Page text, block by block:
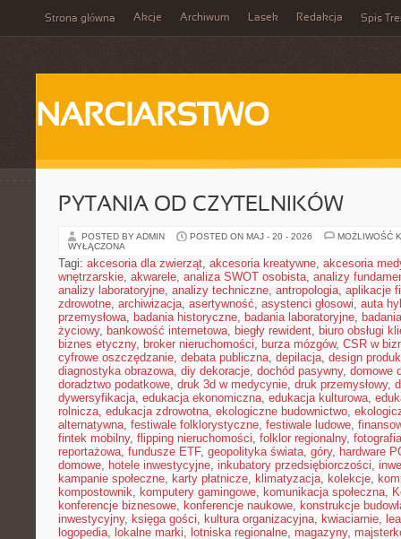
Strona główna Akcje Archiwum Lasek Redakcja Spis
NARCIARSTWO
PYTANIA OD CZYTELNIKÓW
POSTED BY ADMIN POSTED ON MAJ - 20 - 2026
MOŻLIWOŚĆ
WYŁĄCZONA
Tagi: akcesoria dla zwierząt, akcesoria kreatywne, akcesoria
wnętrzarskie, akwarele, analiza SWOT osobista, analizy
analizy laboratoryjne, analizy techniczne, antropologia, aplikacje
zdrowotne, archiwizacja, asertywność, asystenci głosowi, auta
przemysłowa, badania historyczne, badania laboratoryjne,
życiowy, bankowość internetowa, biegły rewident, biuro obsługi
biznes etyczny, broker nieruchomości, burza mózgów, CSR w
cyfrowe oszczędzanie, debata publiczna, depilacja, design
diagnostyka obrazowa, diy dekoracje, dochód pasywny, domowe
doradztwo podatkowe, druk 3d w medycynie, druk przemysłowy,
dywersyfikacja, edukacja ekonomiczna, edukacja kulturowa,
rolnicza, edukacja zdrowotna, ekologiczne budownictwo,
alternatywna, festiwale folklorystyczne, festiwale ludowe,
fintek mobilny, flipping nieruchomości, folklor regionalny,
reportażowa, fundusze ETF, geopolityka świata, góry, hardware
domowe, hotele inwestycyjne, inkubatory przedsiębiorczości,
kampanie społeczne, karty płatnicze, klimatyzacja, kolekcje,
kompostownik, komputery gamingowe, komunikacja społeczna,
konferencje biznesowe, konferencje naukowe, konstrukcje
inwestycyjny, księga gości, kultura organizacyjna, kwiaciarnie,
logopedia, lokalne marki, lotniska regionalne, magazyny,